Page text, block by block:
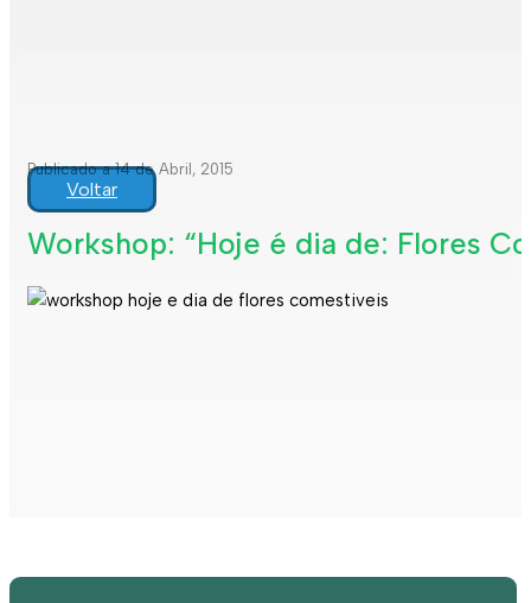
Publicado a 14 de Abril, 2015
Voltar
Workshop: “Hoje é dia de: Flores